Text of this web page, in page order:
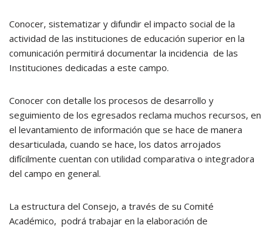
Conocer, sistematizar y difundir el impacto social de la
actividad de las instituciones de educación superior en la
comunicación permitirá documentar la incidencia de las
Instituciones dedicadas a este campo.
Conocer con detalle los procesos de desarrollo y
seguimiento de los egresados reclama muchos recursos, en
el levantamiento de información que se hace de manera
desarticulada, cuando se hace, los datos arrojados
difícilmente cuentan con utilidad comparativa o integradora
del campo en general.
La estructura del Consejo, a través de su Comité
Académico, podrá trabajar en la elaboración de